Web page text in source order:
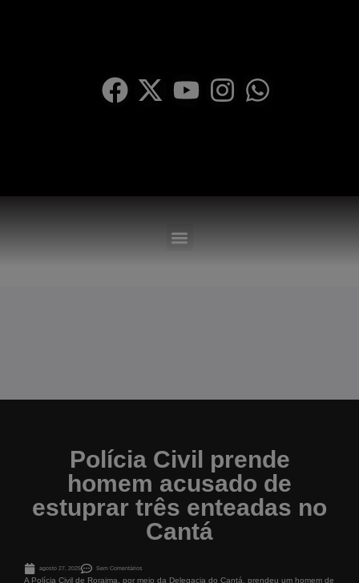
Polícia Civil prende
homem acusado de
estuprar três enteadas no
Cantá
agosto 27, 2025 Sem Comentários
A Polícia Civil de Roraima, por meio da Delegacia do Cantá, prendeu um homem de